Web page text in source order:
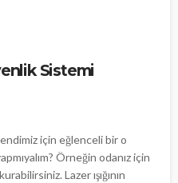
Sistemi
için eğlenceli bir o
Örneğin odanız için
Lazer ışığının